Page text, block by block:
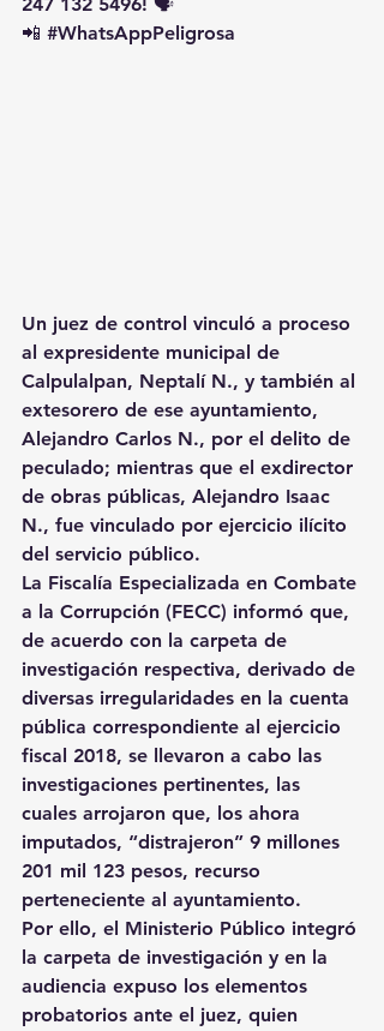
📲 #WhatsAppPeligrosa
Un juez de control vinculó a proceso
al expresidente municipal de
Calpulalpan, Neptalí N., y también al
extesorero de ese ayuntamiento,
Alejandro Carlos N., por el delito de
peculado; mientras que el exdirector
de obras públicas, Alejandro Isaac
N., fue vinculado por ejercicio ilícito
del servicio público.
La Fiscalía Especializada en Combate
a la Corrupción (FECC) informó que,
de acuerdo con la carpeta de
investigación respectiva, derivado de
diversas irregularidades en la cuenta
pública correspondiente al ejercicio
fiscal 2018, se llevaron a cabo las
investigaciones pertinentes, las
cuales arrojaron que, los ahora
imputados, “distrajeron” 9 millones
201 mil 123 pesos, recurso
perteneciente al ayuntamiento.
Por ello, el Ministerio Público integró
la carpeta de investigación y en la
audiencia expuso los elementos
probatorios ante el juez, quien